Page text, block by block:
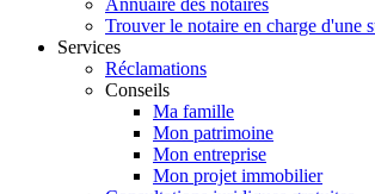
Trouver le notaire en charge d'une
Services
Réclamations
Conseils
Ma famille
Mon patrimoine
Mon entreprise
Mon projet immobilier